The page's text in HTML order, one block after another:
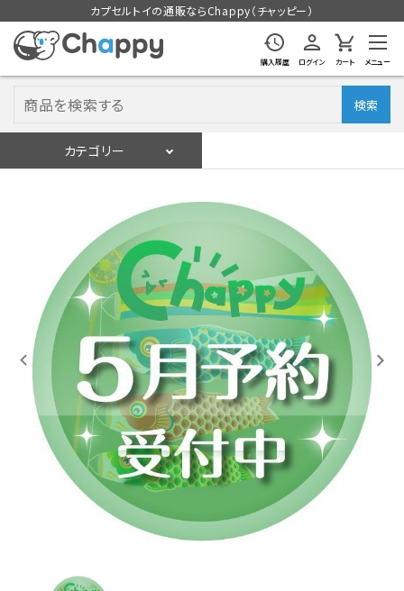
カプセルトイの通販ならChappy（チャッピー）
購入履歴 ログイン カート メニュー
検索
カテゴリー
入荷スケジュールをチェック
カプセルトイマシン本体
カプセルトイ
販促用空カプセル
レンタル
景品・玩具・文具
販促用カプセルトイ